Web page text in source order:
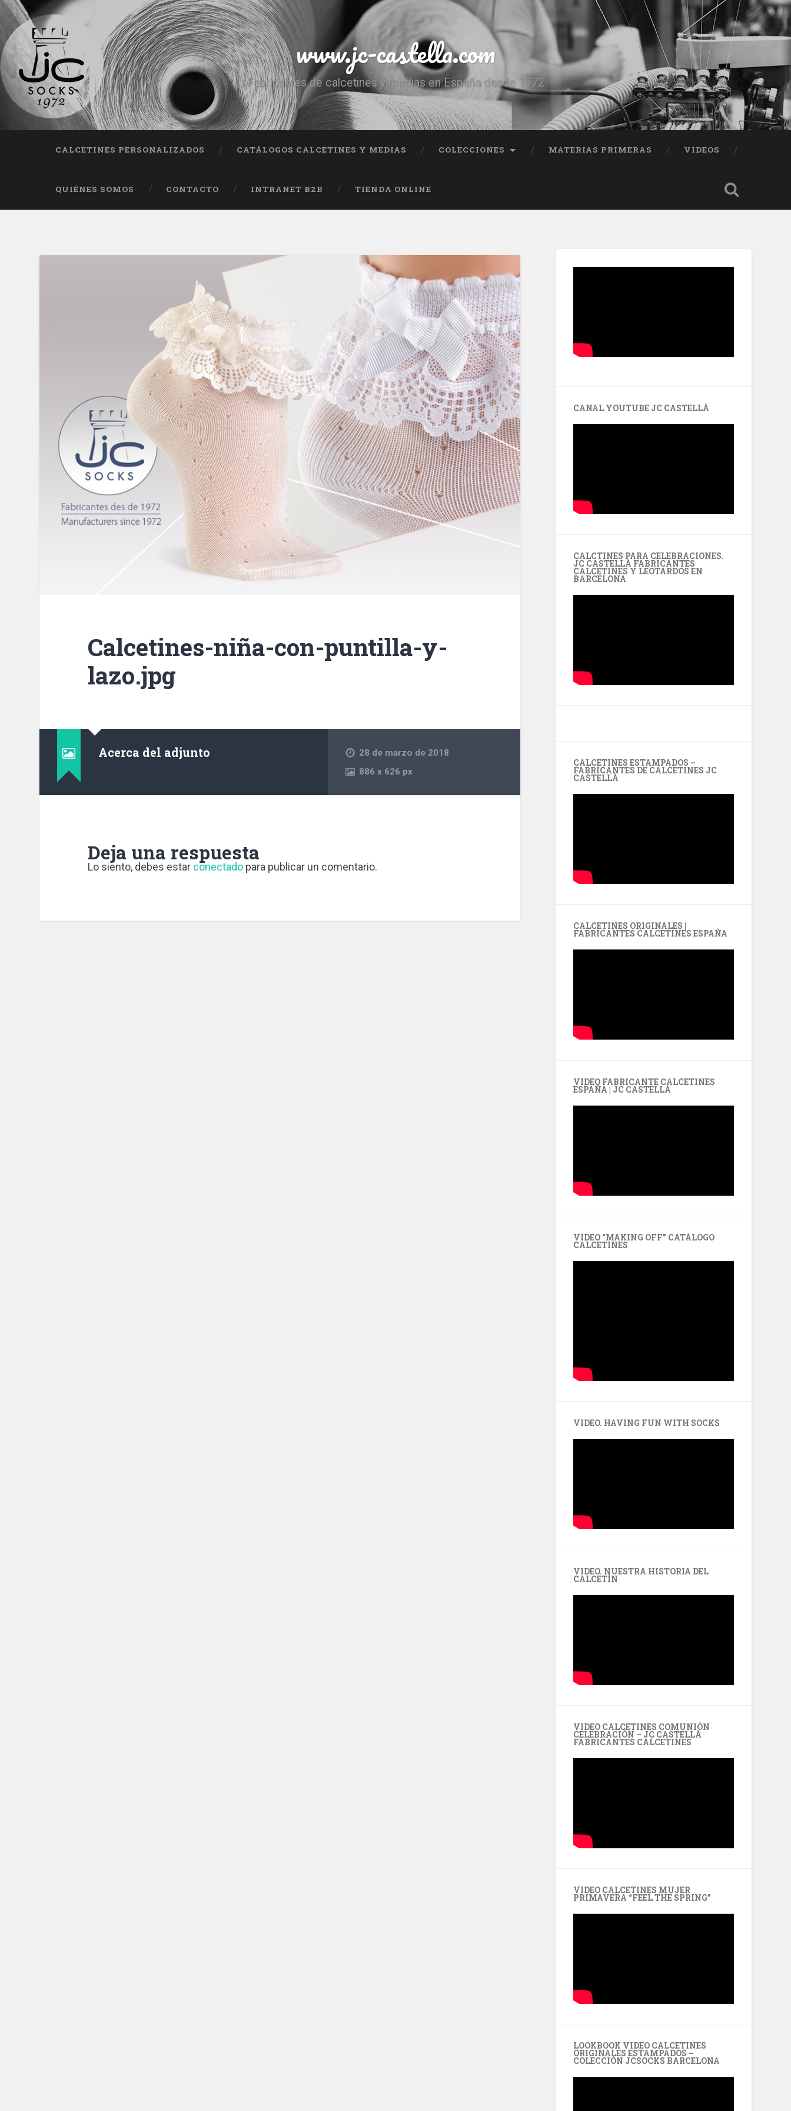
www.jc-castella.com
Fabricantes de calcetines y medias en España desde 1972
CALCETINES PERSONALIZADOS CATÁLOGOS CALCETINES Y MEDIAS COLECCIONES MATERIAS PRIMERAS VIDEOS
QUIÉNES SOMOS CONTACTO INTRANET B2B TIENDA ONLINE
Calcetines-niña-con-puntilla-y-
lazo.jpg
Acerca del adjunto
28 de marzo de 2018
886x 626 px
Deja una respuesta
Lo siento, debes estar conectadopara publicar un comentario.
CANAL YOUTUBE JC CASTELLÀ
CALCTINES PARA CELEBRACIONES.
JC CASTELLÀ FABRICANTES
CALCETINES Y LEOTARDOS EN
BARCELONA
CALCETINES ESTAMPADOS –
FABRICANTES DE CALCETINES JC
CASTELLÀ
CALCETINES ORIGINALES |
FABRICANTES CALCETINES ESPAÑA
VIDEO FABRICANTE CALCETINES
ESPAÑA | JC CASTELLÀ
VIDEO “MAKING OFF” CATÁLOGO
CALCETINES
VIDEO. HAVING FUN WITH SOCKS
VIDEO. NUESTRA HISTORIA DEL
CALCETÍN
VIDEO CALCETINES COMUNIÓN
CELEBRACIÓN – JC CASTELLÀ
FABRICANTES CALCETINES
VIDEO CALCETINES MUJER
PRIMAVERA “FEEL THE SPRING”
LOOKBOOK VIDEO CALCETINES
ORIGINALES ESTAMPADOS –
COLECCIÓN JCSOCKS BARCELONA